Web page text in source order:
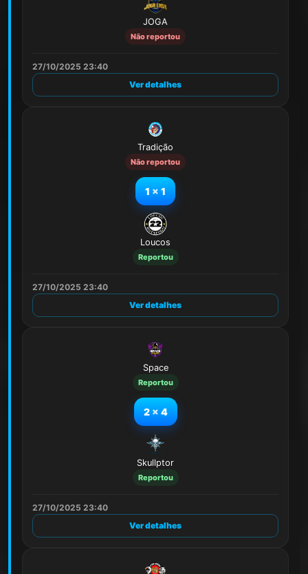
JOGA
Não reportou
27/10/2025 23:40
Ver detalhes
Tradição
Não reportou
1 x 1
Loucos
Reportou
27/10/2025 23:40
Ver detalhes
Space
Reportou
2 x 4
Skullptor
Reportou
27/10/2025 23:40
Ver detalhes